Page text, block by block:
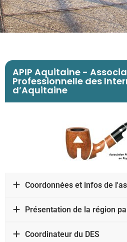
APIP Aquitaine -
Professionnelle des
d’Aquitaine
Coordonnées et infos de
Présentation de la région
Coordinateur du DES